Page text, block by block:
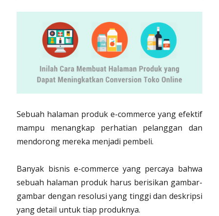
Sebuah halaman produk e-commerce yang efektif
mampu menangkap perhatian pelanggan dan
mendorong mereka menjadi pembeli.
Banyak bisnis e-commerce yang percaya bahwa
sebuah halaman produk harus berisikan gambar-
gambar dengan resolusi yang tinggi dan deskripsi
yang detail untuk tiap produknya.